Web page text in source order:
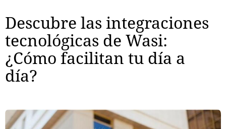
Descubre las integraciones
tecnológicas de Wasi:
¿Cómo facilitan tu día a
día?